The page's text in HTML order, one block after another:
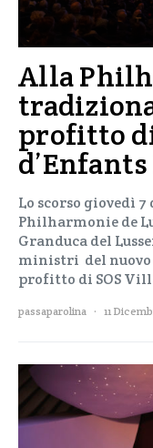
Alla
profitto
Lo scorso giovedì
Philharmonie de
Granduca del
ministri del nuovo
profitto di SOS
passaparolina 11